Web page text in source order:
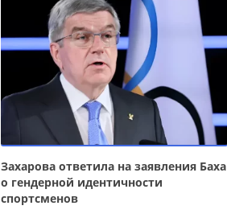
Захарова ответила на заявления Баха
о гендерной идентичности
спортсменов